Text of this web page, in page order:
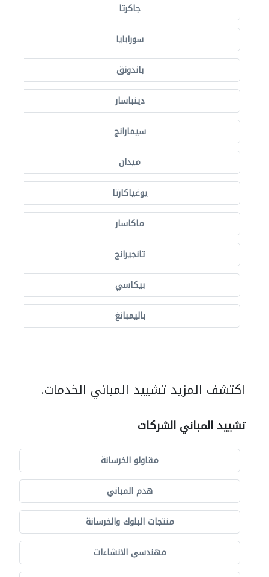
جاكرتا
سورابايا
باندونق
دينباسار
سيمارانج
ميدان
يوغياكارتا
ماكاسار
تانجيرانج
بيكاسي
باليمبانغ
اكتشف المزيد تشييد المباني الخدمات.
تشييد المباني الشركات
مقاولو الخرسانة
هدم المباني
منتجات البلوك والخرسانة
مهندسي الانشاءات